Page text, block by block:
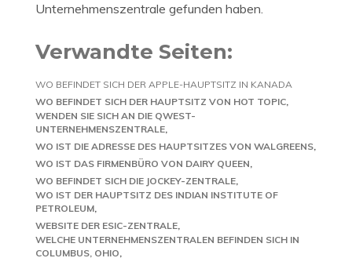
Unternehmenszentrale gefunden haben.
Verwandte Seiten:
WO BEFINDET SICH DER APPLE-HAUPTSITZ IN KANADA
WO BEFINDET SICH DER HAUPTSITZ VON HOT TOPIC
WENDEN SIE SICH AN DIE QWEST-
UNTERNEHMENSZENTRALE
WO IST DIE ADRESSE DES HAUPTSITZES VON WALGREENS
WO IST DAS FIRMENBÜRO VON DAIRY QUEEN
WO BEFINDET SICH DIE JOCKEY-ZENTRALE
WO IST DER HAUPTSITZ DES INDIAN INSTITUTE OF
PETROLEUM
WEBSITE DER ESIC-ZENTRALE
WELCHE UNTERNEHMENSZENTRALEN BEFINDEN SICH IN
COLUMBUS, OHIO